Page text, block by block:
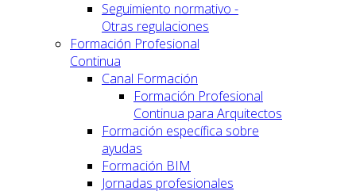
Seguimiento normativo -
Otras regulaciones
Formación Profesional
Continua
Canal Formación
Formación Profesional
Continua para Arquitectos
Formación específica sobre
ayudas
Formación BIM
Jornadas profesionales